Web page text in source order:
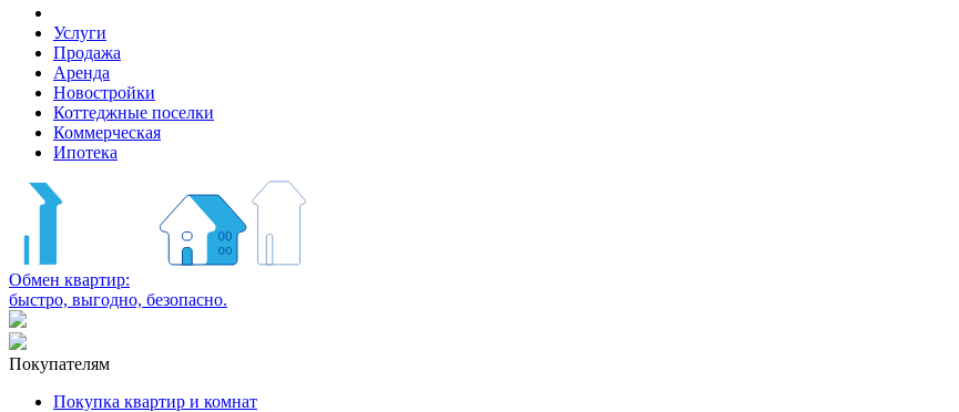
Услуги
Продажа
Аренда
Новостройки
Коттеджные поселки
Коммерческая
Ипотека
Обмен квартир:
быстро, выгодно, безопасно.
Покупателям
Покупка квартир и комнат